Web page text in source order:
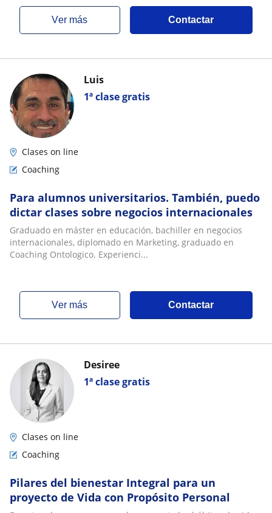
ver más Contactar
1ª clase gratis
Luis
Clases on line
Coaching
Para alumnos universitarios. También, puedo
dictar clases sobre negocios internacionales
Graduado en máster en educación, bachiller en negocios
internacionales, diplomado en Marketing, graduado en
Coaching Ontologico. Experienci...
ver más Contactar
1ª clase gratis
Desiree
Clases on line
Coaching
Pilares del bienestar Integral para un
proyecto de Vida con Propósito Personal